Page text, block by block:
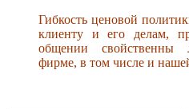
Гибкость ценовой
клиенту и его делам,
общении свойственны
фирме, в том числе и